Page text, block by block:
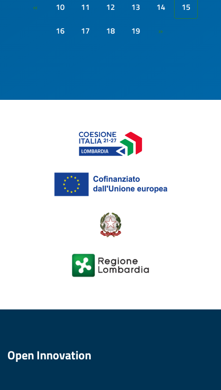
« 10 11 12 13 14
15
16
17 18 19 »
Open Innovation